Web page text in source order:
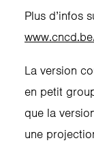
Plus d’infos
La version
en petit
que la
une